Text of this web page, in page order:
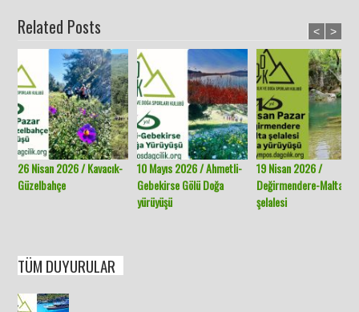
Related Posts
26 Nisan 2026 / Kavacık-
Güzelbahçe
10 Mayıs 2026 / Ahmetli-
Gebekirse Gölü Doğa
yürüyüşü
19 Nisan 2026 /
Değirmendere-Malta
şelalesi
< >
TÜM DUYURULAR